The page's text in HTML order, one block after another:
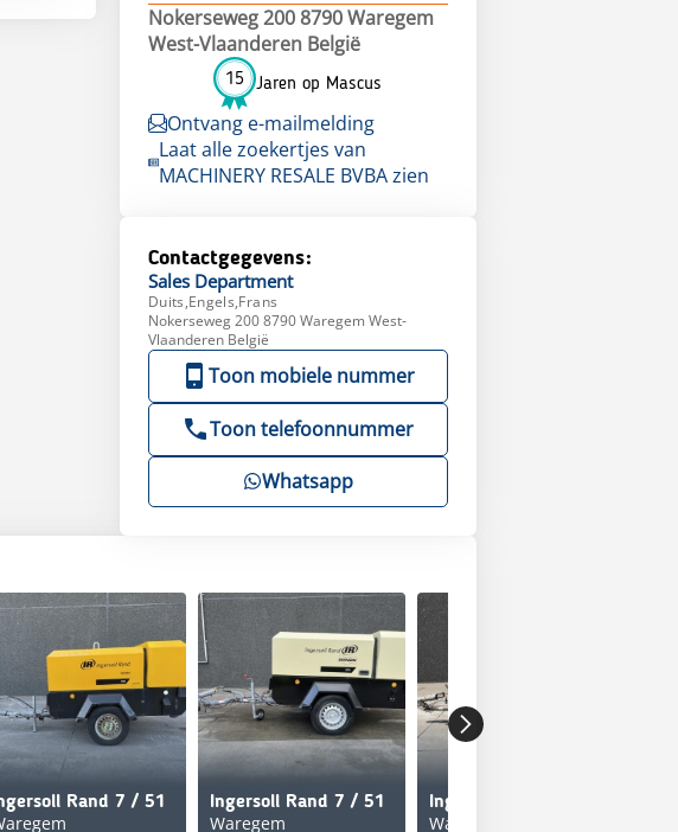
Nokerseweg 200 8790 Waregem
West-Vlaanderen België
15 Jaren op Mascus
Ontvang e-mailmelding
Laat alle zoekertjes van
MACHINERY RESALE BVBA zien
Contactgegevens:
Sales Department
Duits,Engels,Frans
Nokerseweg 200 8790 Waregem West-
Vlaanderen België
Toon mobiele nummer
Toon telefoonnummer
Whatsapp
Rand 7 / 51 Ingersoll Rand 7 / 51
Waregem
Ingersoll Rand 7 / 51
Waregem